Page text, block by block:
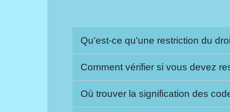
Qu'est-ce qu'une restriction du
Comment vérifier si vous devez
Où trouver la signification des